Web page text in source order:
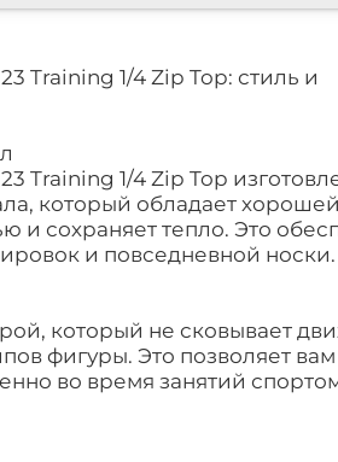
Training 1/4 Zip Top: стиль и
Training 1/4 Zip Top
который обладает хорошей
и сохраняет тепло. Это
и повседневной носки.
который не сковывает
фигуры. Это позволяет вам
во время занятий